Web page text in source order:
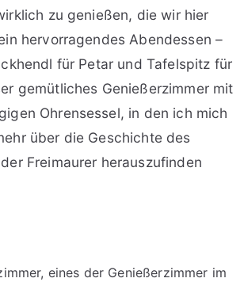
zu genießen, die wir hier
hervorragendes Abendessen –
für Petar und Tafelspitz für
gemütliches Genießerzimmer mit
Ohrensessel, in den ich mich
über die Geschichte des
Freimaurer herauszufinden